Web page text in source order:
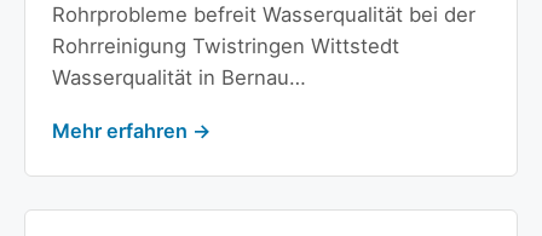
Rohrprobleme befreit Wasserqualität bei der
Rohrreinigung Twistringen Wittstedt
Wasserqualität in Bernau…
Mehr erfahren →